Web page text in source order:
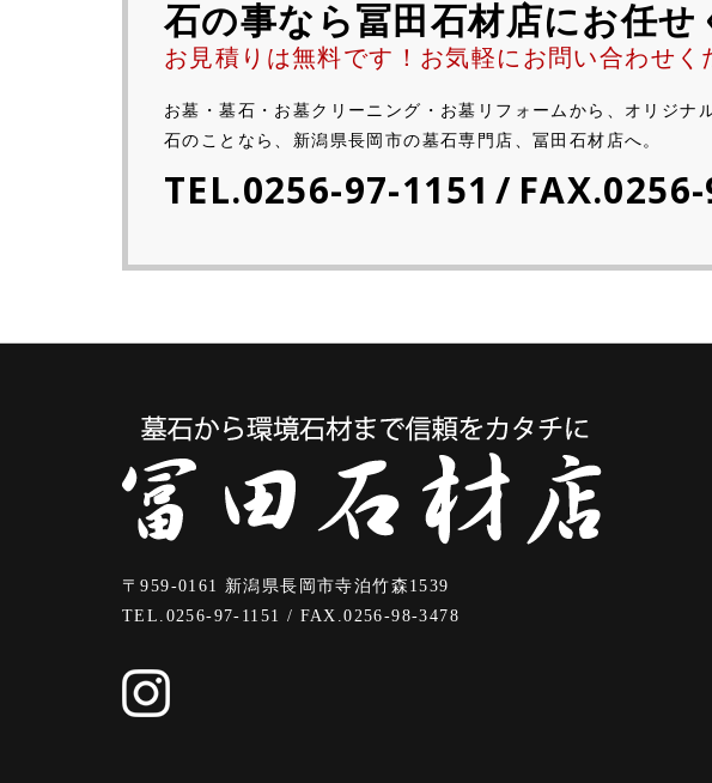
石の事なら冨田石材店にお任せ
お見積りは無料です！お気軽にお問い合わせく
お墓・墓石・お墓クリーニング・お墓リフォームから、オリジナ
石のことなら、新潟県長岡市の墓石専門店、冨田石材店へ。
TEL.0256-97-1151 /
〒959-0161 新潟県長岡市寺泊竹森1539
TEL.0256-97-1151 / FAX.0256-98-3478